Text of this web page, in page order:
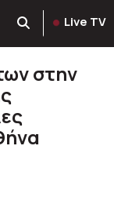
Live TV
στην